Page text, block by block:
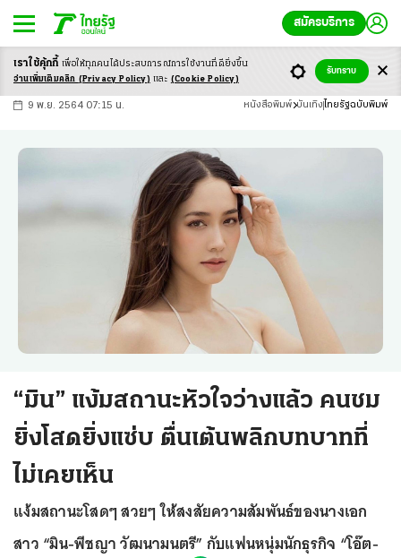
สมัครบริการ
-ก ก ก+
9 พ.ย. 2564 07:15 น. หนังสือพิมพ์ บันเทิง ไทยรัฐฉบับพิมพ์
“มิน” แง้มสถานะหัวใจว่างแล้ว คนชม
ยิ่งโสดยิ่งแซ่บ ตื่นเต้นพลิกบทบาทที่
ไม่เคยเห็น
แง้มสถานะโสดๆ สวยๆ ให้สงสัยความสัมพันธ์ของนางเอก
สาว “มิน-พีชญา วัฒนามนตรี” กับแฟนหนุ่มนักธุรกิจ “โอ๊ต-
เราใช้คุ้กกี้ เพื่อให้ทุกคนได้ประสบการณ์การใช้งานที่ดียิ่งขึ้น
อ่านเพิ่มเติมคลิก (Privacy Policy) และ (Cookie Policy)
รับทราบ